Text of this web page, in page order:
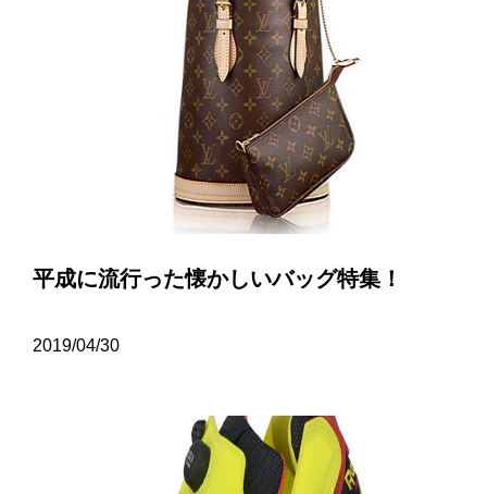
平成に流行った懐かしいバッグ特集！
2019/04/30